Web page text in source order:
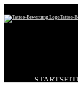
Tattoo-